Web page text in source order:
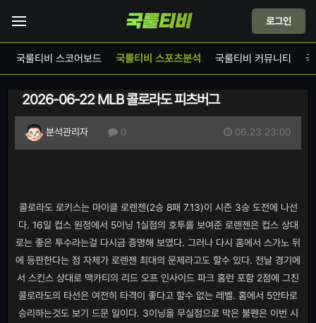
로그인
국룰티비 스코어보드 국룰티비 스포츠분석 국룰티비 커뮤니티
2026-06-22 MLB 콜로라도 피츠버그
분석관리자 0 06.23 23:00
콜로라도 로키스는 마이클 로렌젠(2승 8패 7.13)이 시즌 3승 도전에 나선
다. 16일 컵스 원정에서 5이닝 1실점의 호투를 보여준 로렌젠은 컵스 상대
로는 좋은 투수라는걸 다시금 증명해 보였다. 그러나 다시 홈에서 스가노 뒤
에 등판한다는 점 자체가 로렌젠 최대의 문제라고도 할수 있다. 전날 경기에
서 스킨스 상대로 맥카티의 리드 오프 인사이드 파크 홈런 포함 2점에 그친
콜로라도의 타선은 여전히 타격이 좋다고 할수 없는 레벨. 홈에서 5안타로
승리하는것도 보기 드문 일이다. 3이닝을 무실점으로 막은 불펜은 이번 시